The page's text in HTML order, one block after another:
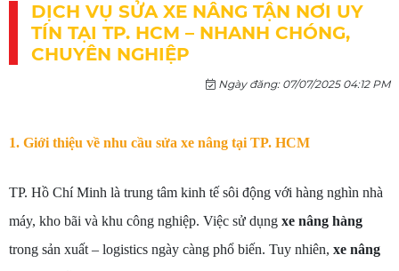
DỊCH VỤ SỬA XE NÂNG TẬN NƠI UY
TÍN TẠI TP. HCM – NHANH CHÓNG,
CHUYÊN NGHIỆP
Ngày đăng: 07/07/2025 04:12 PM
1. Giới thiệu về nhu cầu sửa xe nâng tại TP. HCM
TP. Hồ Chí Minh là trung tâm kinh tế sôi động với hàng nghìn nhà
máy, kho bãi và khu công nghiệp. Việc sử dụng xe nâng hàng
trong sản xuất – logistics ngày càng phổ biến. Tuy nhiên, xe nâng